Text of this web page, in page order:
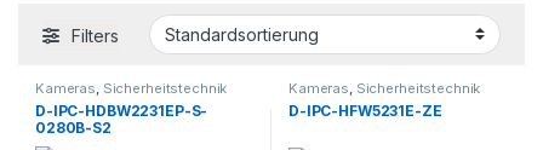
Filters
Kameras, Sicherheitstechnik
D-IPC-HDBW2231EP-S-
0280B-S2
Kameras, Sicherheitstechnik
D-IPC-HFW5231E-ZE